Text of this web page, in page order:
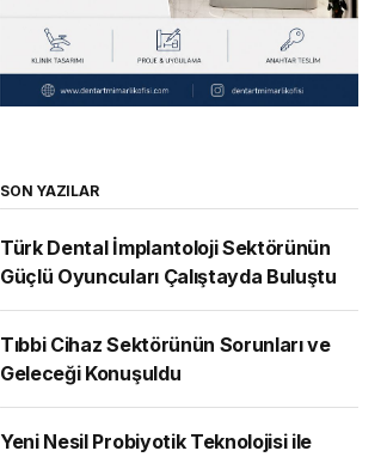
SON YAZILAR
Türk Dental İmplantoloji Sektörünün
Güçlü Oyuncuları Çalıştayda Buluştu
Tıbbi Cihaz Sektörünün Sorunları ve
Geleceği Konuşuldu
Yeni Nesil Probiyotik Teknolojisi ile